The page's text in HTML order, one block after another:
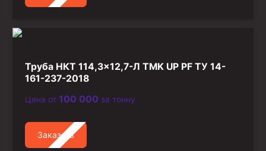
Труба НКТ 114,3×12,7-Л TMK UP PF ТУ 14-
161-237-2018
Цена от 100 000 за тонну
Заказать